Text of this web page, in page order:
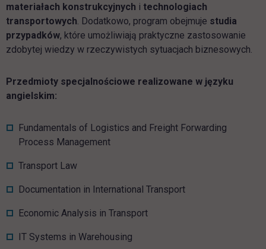
materiałach konstrukcyjnych i technologiach
transportowych. Dodatkowo, program obejmuje studia
przypadków, które umożliwiają praktyczne zastosowanie
zdobytej wiedzy w rzeczywistych sytuacjach biznesowych.
Przedmioty specjalnościowe realizowane w języku
angielskim:
Fundamentals of Logistics and Freight Forwarding
Process Management
Transport Law
Documentation in International Transport
Economic Analysis in Transport
IT Systems in Warehousing